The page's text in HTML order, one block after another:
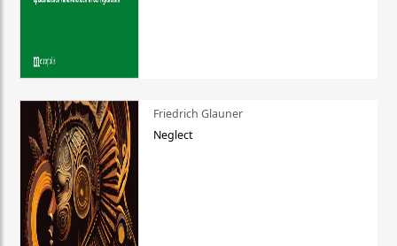
Friedrich Glauner
Neglect